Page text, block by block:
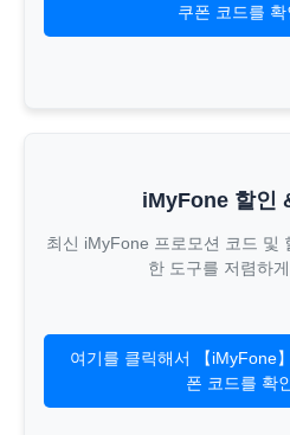
쿠폰 코드를 확
iMyFone 할인
최신 iMyFone 프로모션 코드 및
한 도구를 저렴하
여기를 클릭해서 【iMyFone
폰 코드를 확